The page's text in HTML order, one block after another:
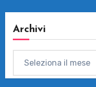
Archivi